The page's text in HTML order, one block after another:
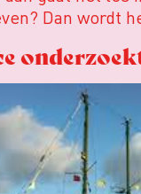
Dan wordt